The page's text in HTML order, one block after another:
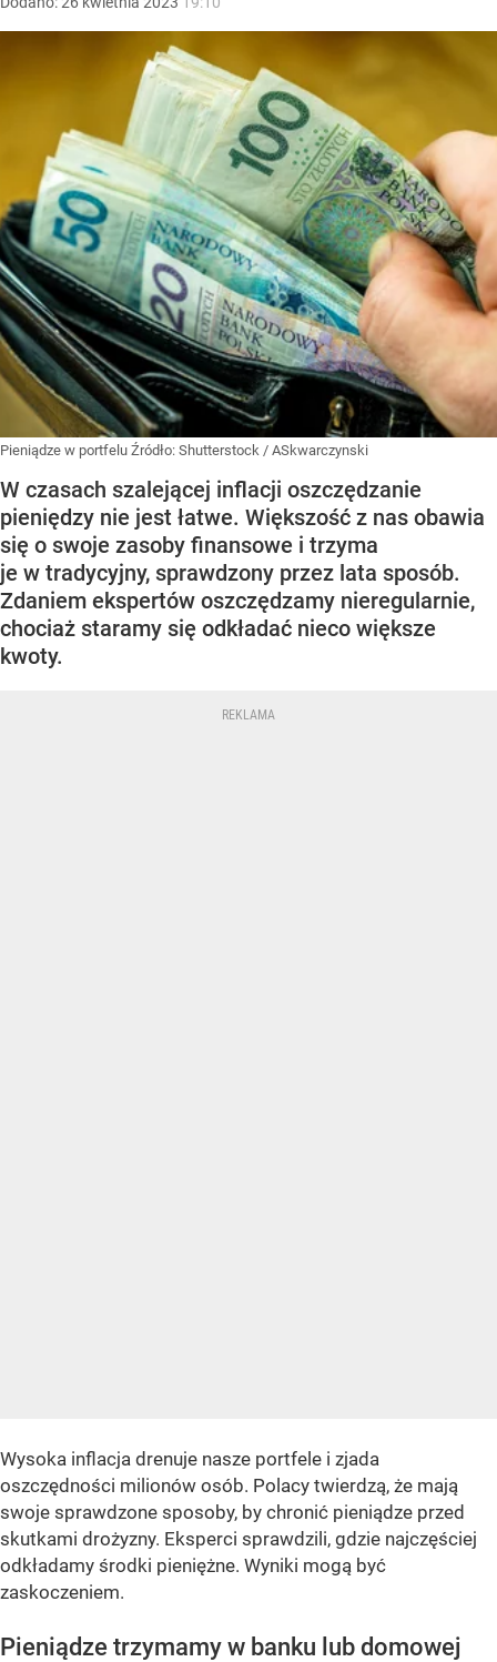
Pieniądze w portfelu Źródło: Shutterstock / ASkwarczynski
W czasach szalejącej inflacji oszczędzanie
pieniędzy nie jest łatwe. Większość z nas obawia
się o swoje zasoby finansowe i trzyma
je w tradycyjny, sprawdzony przez lata sposób.
Zdaniem ekspertów oszczędzamy nieregularnie,
chociaż staramy się odkładać nieco większe
kwoty.
Wysoka inflacja drenuje nasze portfele i zjada
oszczędności milionów osób. Polacy twierdzą, że mają
swoje sprawdzone sposoby, by chronić pieniądze przed
skutkami drożyzny. Eksperci sprawdzili, gdzie najczęściej
odkładamy środki pieniężne. Wyniki mogą być
zaskoczeniem.
Pieniądze trzymamy w banku lub domowej